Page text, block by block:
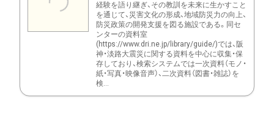
経験を語り継ぎ、その教訓を未来に生かすこと
を通じて、災害文化の形成、地域防災力の向上、
防災政策の開発支援を図る施設である。同セ
ンターの資料室
(https://www.dri.ne.jp/library/guide/)では、阪
神・淡路大震災に関する資料を中心に収集・保
存しており、検索システムでは一次資料（モノ・
紙・写真・映像音声）、二次資料（図書・雑誌）を
検...